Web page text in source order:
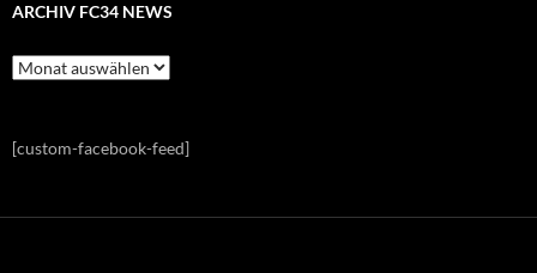
ARCHIV FC34 NEWS
Archiv
FC34
[custom-facebook-feed]